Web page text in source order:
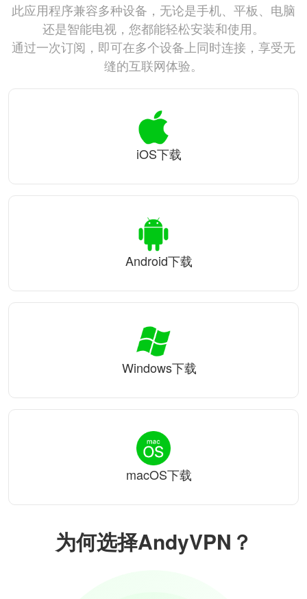
为何选择AndyVPN？
此应用程序兼容多种设备，无论是手机、平板、电脑
还是智能电视，您都能轻松安装和使用。
通过一次订阅，即可在多个设备上同时连接，享受无
缝的互联网体验。
iOS下载
Android下载
Windows下载
macOS下载